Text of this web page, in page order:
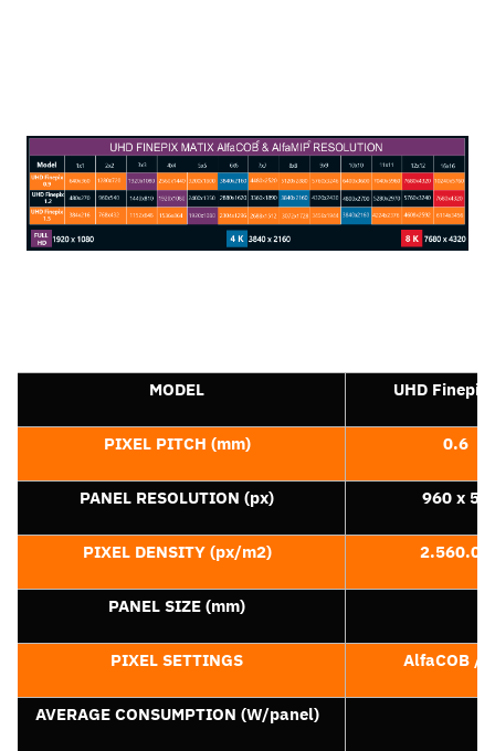
MODEL UHD Finepix
PIXEL PITCH (mm) 0.6
PANEL RESOLUTION (px) 960 x
PIXEL DENSITY (px/m2)
PANEL SIZE (mm)
PIXEL SETTINGS AlfaCOB /
AVERAGE CONSUMPTION (W/panel)